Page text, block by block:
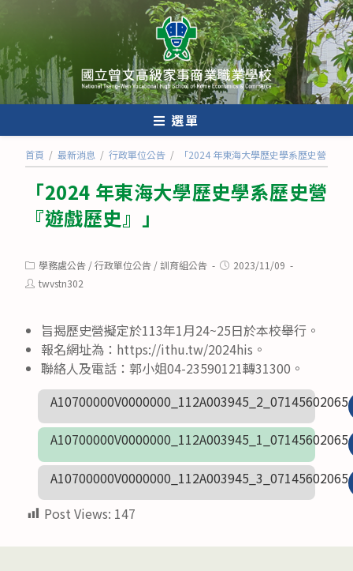
轉
至
主
要
內
選單
首頁 / 最新消息 / 行政單位公告 / 「2024 年東海大學歷史學系歷史營『遊
「2024 年東海大學歷史學系歷史營
『遊戲歷史』」
Post
category:
學務處公告 /行政單位公告 /訓育組公告
Post2023/11/09
Posttwvstn302
旨揭歷史營擬定於113年1月24~25日於本校舉行。
報名網址為：https://ithu.tw/2024his。
聯絡人及電話：郭小姐04-23590121轉31300。
A10700000V0000000_112A003945_2_07145602065
A10700000V0000000_112A003945_1_07145602065
A10700000V0000000_112A003945_3_07145602065
Post Views: 147